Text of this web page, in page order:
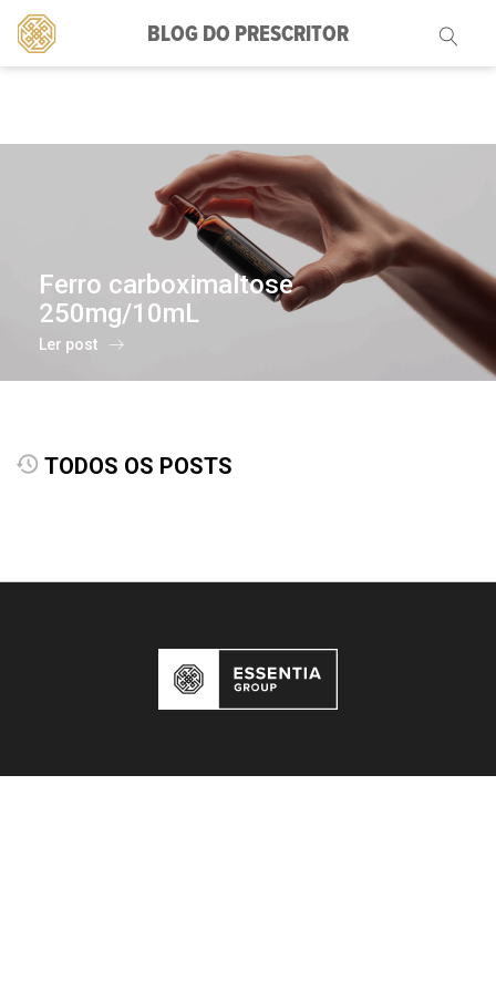
BLOG DO PRESCRITOR
Pesquisar
por:
Ferro carboximaltose
250mg/10mL
Ler post
TODOS OS POSTS